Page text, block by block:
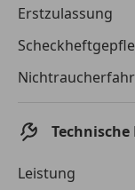
Monatliche
von der von Ihnen
Erstzulassung
Technische
Leistung